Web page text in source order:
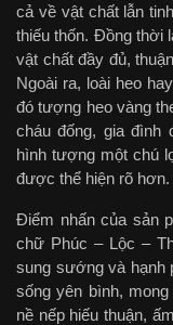
cả về vật chất lẫn
thiếu thốn. Đồng thời
vật chất đầy đủ,
Ngoài ra, loài heo
đó tượng heo vàng
cháu đống, gia đình
hình tượng một chú
được thể hiện rõ hơn.
Điểm nhấn của sản
chữ Phúc – Lộc –
sung sướng và hạnh
sống yên bình,
nề nếp hiếu thuận,